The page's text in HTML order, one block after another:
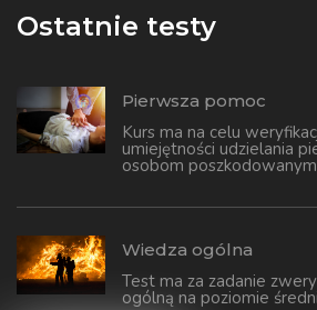
Ostatnie testy
Pierwsza pomoc
Kurs ma na celu
umiejętności udzielania
osobom
Wiedza ogólna
Test ma za zadanie
ogólną na poziomie